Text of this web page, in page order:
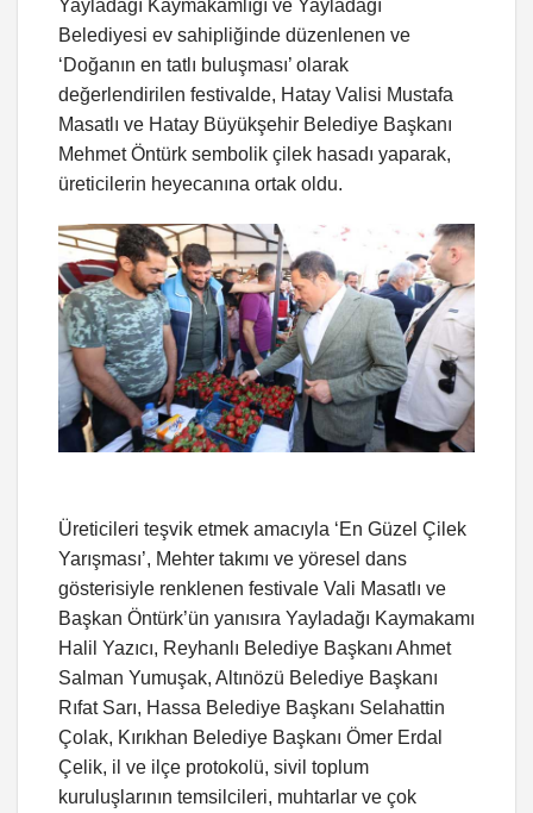
Yayladağı Kaymakamlığı ve Yayladağı
Belediyesi ev sahipliğinde düzenlenen ve
‘Doğanın en tatlı buluşması’ olarak
değerlendirilen festivalde, Hatay Valisi Mustafa
Masatlı ve Hatay Büyükşehir Belediye Başkanı
Mehmet Öntürk sembolik çilek hasadı yaparak,
üreticilerin heyecanına ortak oldu.
Üreticileri teşvik etmek amacıyla ‘En Güzel Çilek
Yarışması’, Mehter takımı ve yöresel dans
gösterisiyle renklenen festivale Vali Masatlı ve
Başkan Öntürk’ün yanısıra Yayladağı Kaymakamı
Halil Yazıcı, Reyhanlı Belediye Başkanı Ahmet
Salman Yumuşak, Altınözü Belediye Başkanı
Rıfat Sarı, Hassa Belediye Başkanı Selahattin
Çolak, Kırıkhan Belediye Başkanı Ömer Erdal
Çelik, il ve ilçe protokolü, sivil toplum
kuruluşlarının temsilcileri, muhtarlar ve çok